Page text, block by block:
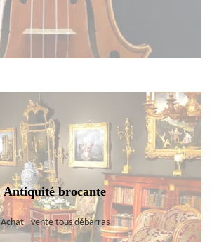
Antiquité brocante
Achat - vente tous débarras